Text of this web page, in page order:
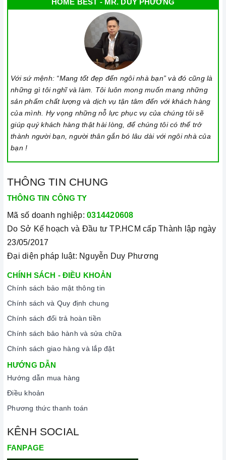
Nguồn nước qua hệ thống lọc UF cho ra chất lượng theo
yêu cầu. Đạt các tiêu chuẩn quan trọng mà Bộ Y Tế đã
quy định đối với nước sinh hoạt. Hơn nữa, với những ưu
điểm vượt trội, hệ thống lọc UF được sử dụng nhiều
trong sản xuất công nghiệp.
Để biết thêm thông tin sản phẩm hệ thống lọc nước UF
3m3/h,máy lọc nước công nghiệp. Xin vui lòng liên hệ
về số đường dây nóng 028.66.798989 - 0933.800.899
(zalo). Chúng tôi sẽ giải đáp những thắc mắc cũng như
Với sứ mệnh: “Mang tốt đẹp đến ngôi nhà bạn” và đó cũng là
những gì tôi nghĩ và làm. Tôi luôn mong muốn mang những
sản phẩm chất lượng và dịch vụ tận tâm đến với khách hàng
của mình. Hy vọng những nỗ lực phục vụ của chúng tôi sẽ
giúp quý khách hàng thật hài lòng, để chúng tôi có thể trở
thành người bạn, người thân gắn bó lâu dài với ngôi nhà của
bạn !
THÔNG TIN CHUNG
THÔNG TIN CÔNG TY
Mã số doanh nghiệp: 0314420608
Do Sở Kế hoạch và Đầu tư TP.HCM cấp Thành lập ngày
23/05/2017
Đại diện pháp luật: Nguyễn Duy Phương
CHÍNH SÁCH - ĐIỀU KHOẢN
Chính sách bảo mật thông tin
Chính sách và Quy định chung
Chính sách đổi trả hoàn tiền
Chính sách bảo hành và sửa chữa
Chính sách giao hàng và lắp đặt
HƯỚNG DẪN
Hướng dẫn mua hàng
Điều khoản
Phương thức thanh toán
KÊNH SOCIAL
FANPAGE